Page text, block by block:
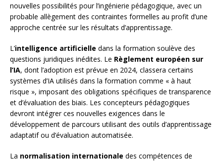
nouvelles possibilités pour l’ingénierie pédagogique, avec un
probable allègement des contraintes formelles au profit d’une
approche centrée sur les résultats d’apprentissage.
L’intelligence artificielle dans la formation soulève des
questions juridiques inédites. Le Règlement européen sur
l’IA, dont l’adoption est prévue en 2024, classera certains
systèmes d’IA utilisés dans la formation comme « à haut
risque », imposant des obligations spécifiques de transparence
et d’évaluation des biais. Les concepteurs pédagogiques
devront intégrer ces nouvelles exigences dans le
développement de parcours utilisant des outils d’apprentissage
adaptatif ou d’évaluation automatisée.
La normalisation internationale des compétences de